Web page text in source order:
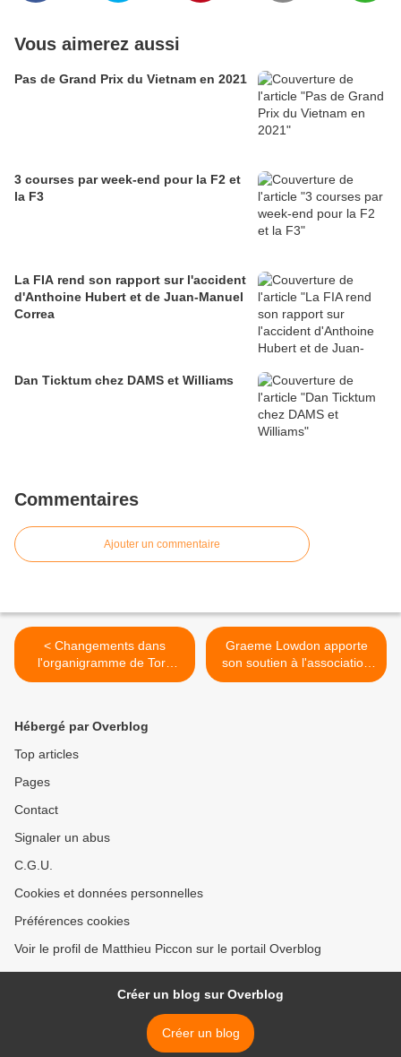
Vous aimerez aussi
Pas de Grand Prix du Vietnam en 2021
3 courses par week-end pour la F2 et
la F3
La FIA rend son rapport sur l'accident
d'Anthoine Hubert et de Juan-Manuel
Correa
Dan Ticktum chez DAMS et Williams
Commentaires
Ajouter un commentaire
< Changements dans
l'organigramme de Toro
Rosso
Graeme Lowdon apporte
son soutien à l'association
Jules Bianchhi >
Hébergé par Overblog
Top articles
Pages
Contact
Signaler un abus
C.G.U.
Cookies et données personnelles
Préférences cookies
Voir le profil de Matthieu Piccon sur le portail Overblog
Créer un blog sur Overblog
Créer un blog